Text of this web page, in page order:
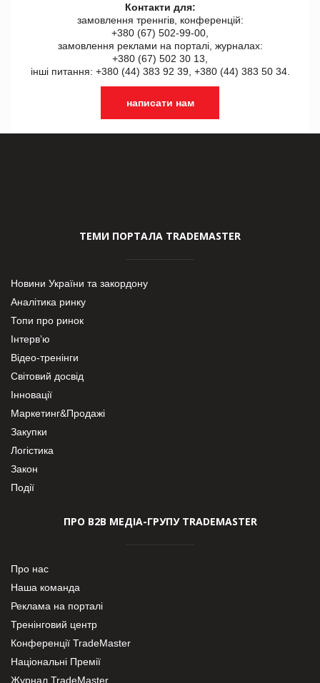
Контакти для:
замовлення треннгів, конференцій:
+380 (67) 502-99-00,
замовлення реклами на порталі, журналах:
+380 (67) 502 30 13,
інші питання: +380 (44) 383 92 39, +380 (44) 383 50 34.
написати нам
ТЕМИ ПОРТАЛА TRADEMASTER
Новини України та закордону
Аналітика ринку
Топи про ринок
Інтерв’ю
Відео-тренінги
Світовий досвід
Інновації
Маркетинг&Продажі
Закупки
Логістика
Закон
Події
ПРО В2В МЕДІА-ГРУПУ TRADEMASTER
Про нас
Наша команда
Реклама на порталі
Тренінговий центр
Конференції TradeMaster
Національні Премії
Журнал TradeMaster